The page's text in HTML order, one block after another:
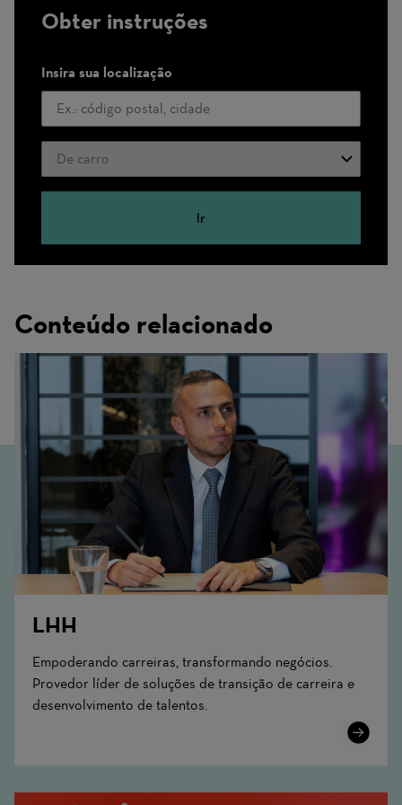
Obter instruções
Insira sua localização
Modo
de
viagem
Ir
Conteúdo relacionado
LHH
Empoderando carreiras, transformando negócios.
Provedor líder de soluções de transição de carreira e
desenvolvimento de talentos.
Learn